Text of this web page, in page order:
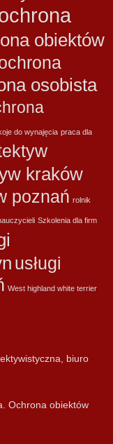
obiektów
osobista
do wynajęcia praca dla
kraków
poznań rolnik
Szkolenia dla firm
usługi
West highland white terrier
biuro
Ochrona obiektów